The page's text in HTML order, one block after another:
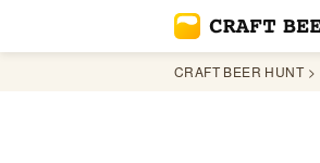
CRAFT BEER HUNT